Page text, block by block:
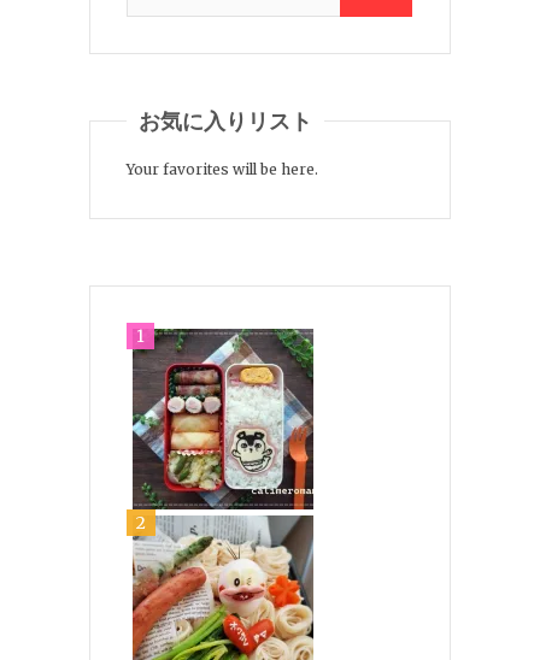
お気に入りリスト
Your favorites will be here.